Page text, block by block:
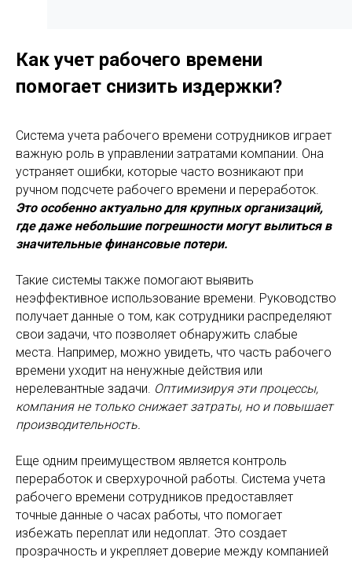
Как учет рабочего времени
помогает снизить издержки?
Система учета рабочего времени сотрудников играет
важную роль в управлении затратами компании. Она
устраняет ошибки, которые часто возникают при
ручном подсчете рабочего времени и переработок.
Это особенно актуально для крупных организаций,
где даже небольшие погрешности могут вылиться в
значительные финансовые потери.
Такие системы также помогают выявить
неэффективное использование времени. Руководство
получает данные о том, как сотрудники распределяют
свои задачи, что позволяет обнаружить слабые
места. Например, можно увидеть, что часть рабочего
времени уходит на ненужные действия или
нерелевантные задачи. Оптимизируя эти процессы,
компания не только снижает затраты, но и повышает
производительность.
Еще одним преимуществом является контроль
переработок и сверхурочной работы. Система учета
рабочего времени сотрудников предоставляет
точные данные о часах работы, что помогает
избежать переплат или недоплат. Это создает
прозрачность и укрепляет доверие между компанией